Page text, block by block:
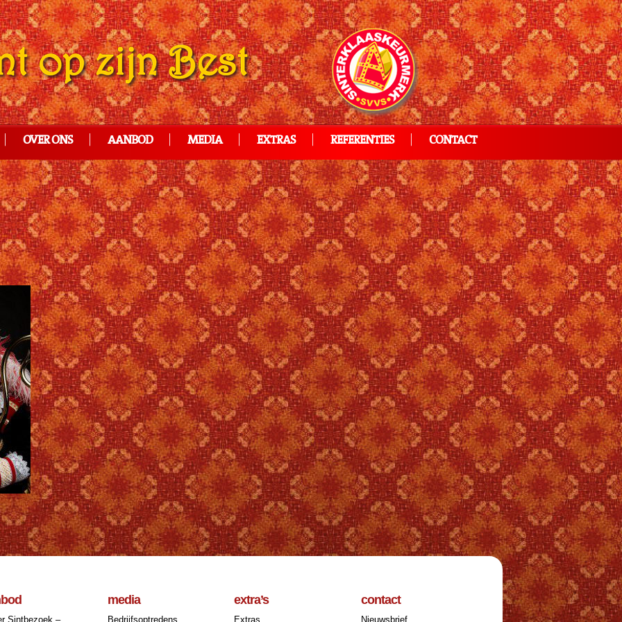
OVER ONS AANBOD MEDIA EXTRAS REFERENTIES CONTACT
Sintbezoek –
media
Bedrijfsoptredens
extra’s
Extras
contact
Nieuwsbrief